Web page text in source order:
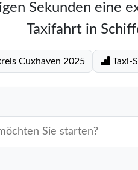
Sekunden eine
Taxifahrt in
Cuxhaven 2025 Taxi-